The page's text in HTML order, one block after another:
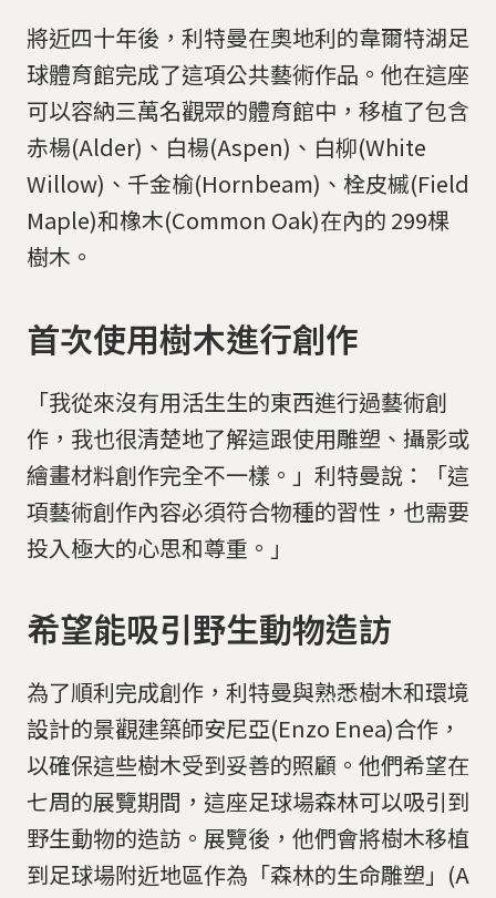
透過「把樹木變成觀賞對象」的手段，瑞士藝術家利特曼
希望能引發民眾進一步思考自然環境的存在。
網友For Forest
將近四十年後，利特曼在奧地利的韋爾特湖足
球體育館完成了這項公共藝術作品。他在這座
可以容納三萬名觀眾的體育館中，移植了包含
赤楊(Alder)、白楊(Aspen)、白柳(White
Willow)、千金榆(Hornbeam)、栓皮槭(Field
Maple)和橡木(Common Oak)在內的 299棵
樹木。
首次使用樹木進行創作
「我從來沒有用活生生的東西進行過藝術創
作，我也很清楚地了解這跟使用雕塑、攝影或
繪畫材料創作完全不一樣。」利特曼說：「這
項藝術創作內容必須符合物種的習性，也需要
投入極大的心思和尊重。」
希望能吸引野生動物造訪
為了順利完成創作，利特曼與熟悉樹木和環境
設計的景觀建築師安尼亞(Enzo Enea)合作，
以確保這些樹木受到妥善的照顧。他們希望在
七周的展覽期間，這座足球場森林可以吸引到
野生動物的造訪。展覽後，他們會將樹木移植
到足球場附近地區作為「森林的生命雕塑」(A